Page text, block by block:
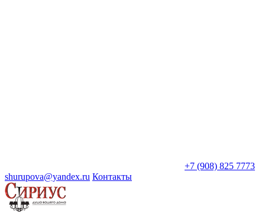
+7 (908) 825 7773
shurupova@yandex.ru Контакты